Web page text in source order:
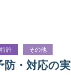
許 その他
・対応の